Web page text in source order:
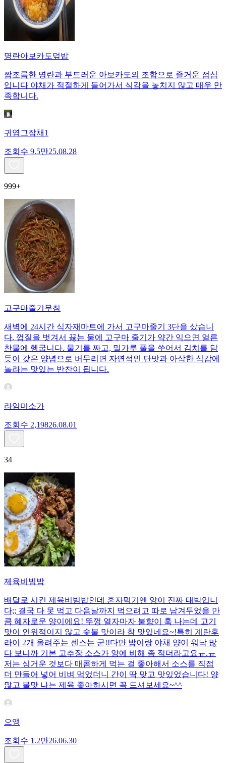
명란아보카도덮밥
짭조름한 명란과 부드러운 아보카도의 조합으로 즐거운 점심
입니다 야채가 적절하게 들어가서 식감을 놓치지 않고 매우 만
족합니다.
귀염그잡채1
조회수 9.5만25.08.28
999+
고구마줄기무침
새벽에 24시간 식자재마트에 가서 고구마줄기 3단을 샀습니
다. 껍질을 벗겨서 끓는 물에 고구마 줄기가 약간 익으면 얼른
찬물에 헹굽니다. 물기를 짜고, 밀가루 풀을 쑤어서 김치를 담
듯이 갖은 양념으로 버무리면 자연적인 단맛과 아삭한 식감에
놀라는 맛있는 반찬이 됩니다.
라임미소가
조회수 2,19826.08.01
34
제육비빔밥
배달로 시킨 제육비빔밥인데 혼자먹기엔 양이 진짜 대박입니
다;; 결국 다 못 먹고 다음날까지 먹으려고 따로 남겨두었을 만
큼 혜자로운 양이에요! 뚜껑 열자마자 불향이 훅 나는데 고기
맛이 인위적이지 않고 숯불 맛이라 참 맛있네요~!특히 계란후
라이 2개 올려주는 센스는 굳!! ​다만 밥이랑 야채 양이 워낙 많
다 보니까 기본 고추장 소스가 양에 비해 좀 적더라고요ㅠ.ㅠ
저는 싱거운 것보다 매콤하게 먹는 걸 좋아해서 소스를 직접
더 만들어 넣어 비벼 먹었더니 간이 딱 맞고 맛있었습니다! 양
많고 불맛 나는 제육 좋아하시면 꼭 드셔보세요~^^
으앵
조회수 1.2만26.06.30